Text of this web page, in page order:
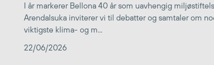
I år markerer Bellona 40 år som uavhengig
Arendalsuka inviterer vi til debatter og samtaler om
viktigste klima- og m...
22/06/2026